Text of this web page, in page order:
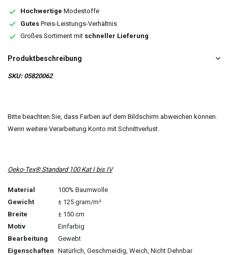
Hochwertige Modestoffe
Gutes Preis-Leistungs-Verhältnis
Großes Sortiment mit schneller Lieferung
Produktbeschreibung
SKU: 05820062
Bitte beachten Sie, dass Farben auf dem Bildschirm abweichen können.
Wenn weitere Verarbeitung Konto mit Schnittverlust.
Oeko-Tex® Standard 100 Kat I bis IV
Material
100% Baumwolle
Gewicht
± 125 gram/m²
Breite
± 150 cm
Motiv
Einfarbig
Bearbeitung
Gewebt
Eigenschaften Natürlich, Geschmeidig, Weich, Nicht Dehnbar